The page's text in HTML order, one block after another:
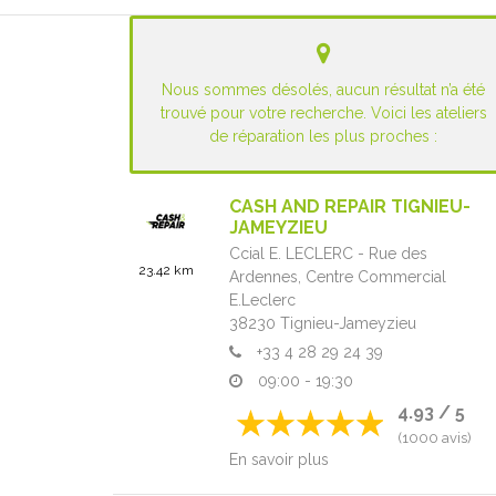
Nous sommes désolés, aucun résultat n’a été
trouvé pour votre recherche. Voici les ateliers
de réparation les plus proches :
23.42 km
CASH AND REPAIR TIGNIEU-
JAMEYZIEU
Ccial E. LECLERC - Rue des
Ardennes, Centre Commercial
E.Leclerc
38230 Tignieu-Jameyzieu
+33 4 28 29 24 39
09:00 - 19:30
4.93 / 5
(1000 avis)
En savoir plus